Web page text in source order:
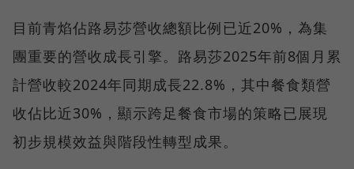
目前青焰佔路易莎營收總額比例已近20%，為集
團重要的營收成長引擎。路易莎2025年前8個月累
計營收較2024年同期成長22.8%，其中餐食類營
收佔比近30%，顯示跨足餐食市場的策略已展現
初步規模效益與階段性轉型成果。